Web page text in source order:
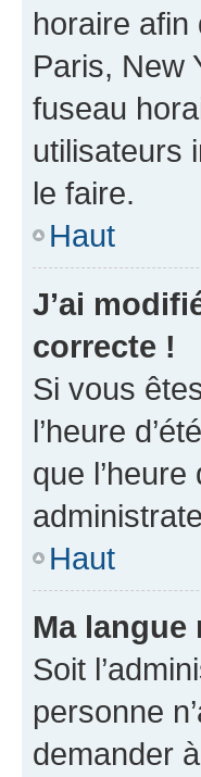
horaire
Paris, New
fuseau
utilisateurs
le faire.
Haut
J’ai
correcte !
Si vous
l’heure
que
Haut
Ma langue
Soit
personne
demander